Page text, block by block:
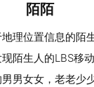
陌陌
理位置信息的陌
陌生人的LBS移
男女女，老老少